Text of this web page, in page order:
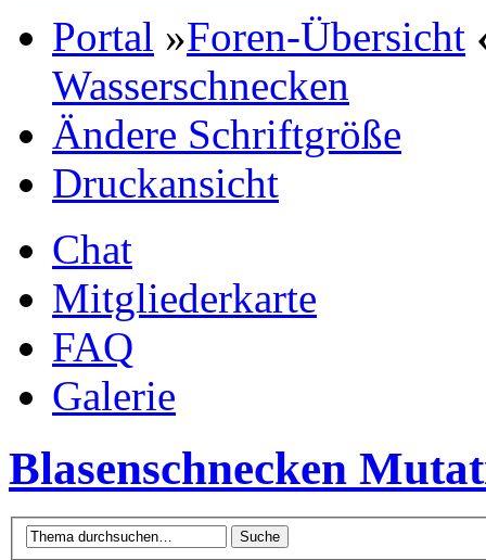
Portal »Foren-Übersicht
Wasserschnecken
Ändere Schriftgröße
Druckansicht
Chat
Mitgliederkarte
FAQ
Galerie
Blasenschnecken